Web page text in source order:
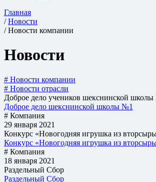
Главная
/Новости
/ Новости компании
Новости
# Новости компании
# Новости отрасли
Доброе дело учеников шекснинской
Доброе дело шекснинской школы №1
# Компания
29 января 2021
Конкурс «Новогодняя игрушка из
Конкурс «Новогодняя игрушка из
# Компания
18 января 2021
Раздельный Сбор
Раздельный Сбор